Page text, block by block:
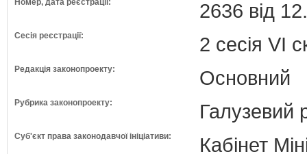
Номер, дата реєстрації: 2636 від
Сесія реєстрації: 2 сесія VI
Редакція законопроекту: Основний
Рубрика законопроекту: Галузевий
Суб'єкт права законодавчої ініціативи: Кабінет